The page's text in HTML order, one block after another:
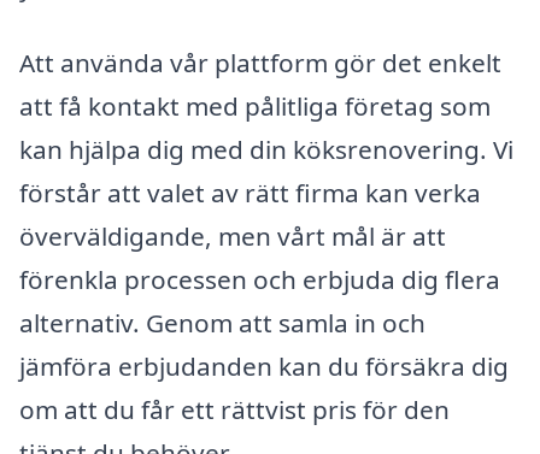
Att använda vår plattform gör det enkelt
att få kontakt med pålitliga företag som
kan hjälpa dig med din köksrenovering. Vi
förstår att valet av rätt firma kan verka
överväldigande, men vårt mål är att
förenkla processen och erbjuda dig flera
alternativ. Genom att samla in och
jämföra erbjudanden kan du försäkra dig
om att du får ett rättvist pris för den